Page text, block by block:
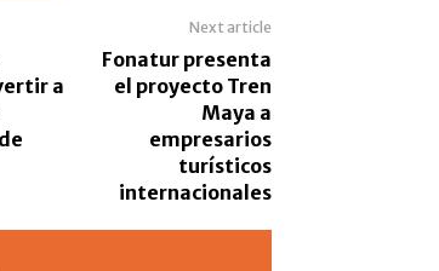
a
Next article
Fonatur presenta
el proyecto Tren
Maya a
empresarios
turísticos
internacionales